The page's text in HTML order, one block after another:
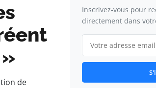
de
Inscrivez-vous pour
directement dans